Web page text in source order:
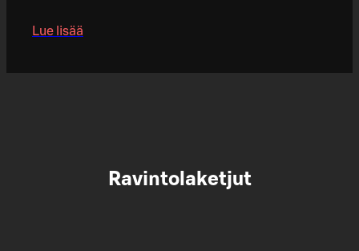
Lue lisää
Ravintolaketjut